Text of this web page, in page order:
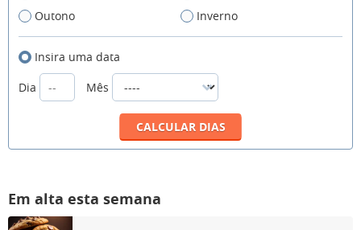
Outono
Inverno
Insira uma data
Dia
Mês
Em alta esta semana